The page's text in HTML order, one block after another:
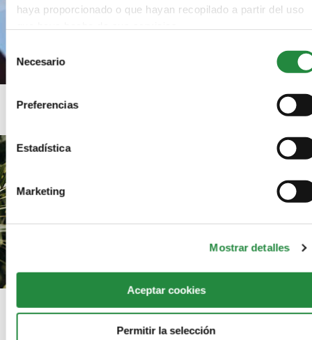
haya proporcionado o que hayan recopilado a partir del uso
Necesario
Preferencias
Estadística
Marketing
Mostrar detalles
Aceptar cookies
Permitir la selección
6 consejos para aplicar a tus fotos de Instagram
7 consejos para tomar increíbles retratos de novias